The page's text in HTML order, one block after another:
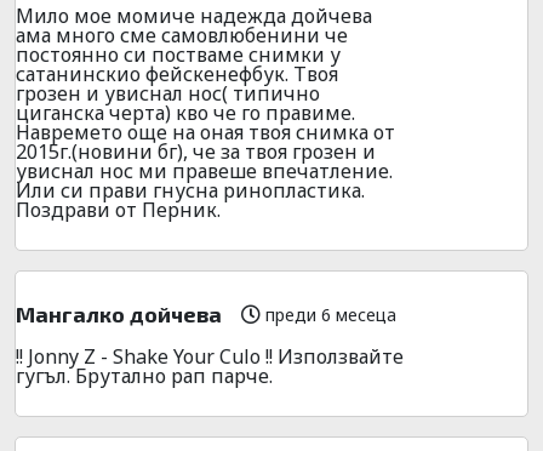
Мило мое момиче надежда дойчева
ама много сме самовлюбенини че
постоянно си постваме снимки у
сатанинскио фейскенефбук. Твоя
грозен и увиснал нос( типично
циганска черта) кво че го правиме.
Навремето още на оная твоя снимка от
2015г.(новини бг), че за твоя грозен и
увиснал нос ми правеше впечатление.
Или си прави гнусна ринопластика.
Поздрави от Перник.
Мангалко дойчева преди 6 месеца
!! Jonny Z - Shake Your Culo !! Използвайте
гугъл. Брутално рап парче.